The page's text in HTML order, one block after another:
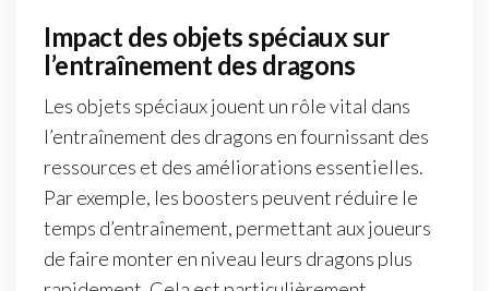
Impact des objets spéciaux sur
l’entraînement des dragons
Les objets spéciaux jouent un rôle vital dans
l’entraînement des dragons en fournissant des
ressources et des améliorations essentielles.
Par exemple, les boosters peuvent réduire le
temps d’entraînement, permettant aux joueurs
de faire monter en niveau leurs dragons plus